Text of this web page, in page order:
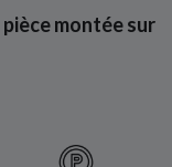
pièce montée sur